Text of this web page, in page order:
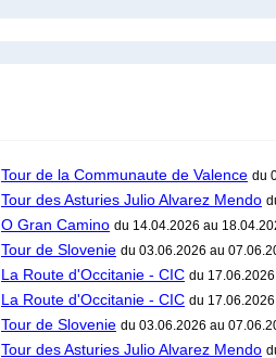
Tour de la Communaute de Valence du
Tour des Asturies Julio Alvarez Mendo
O Gran Camino du 14.04.2026 au
Tour de Slovenie du 03.06.2026 au
La Route d'Occitanie - CIC du
La Route d'Occitanie - CIC du
Tour de Slovenie du 03.06.2026 au
Tour des Asturies Julio Alvarez Mendo